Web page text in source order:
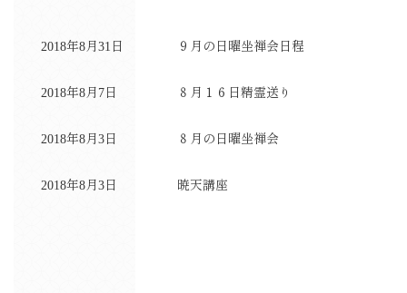
2018年8月31日 ９月の日曜坐禅会日程
2018年8月7日 ８月１６日精霊送り
2018年8月3日 ８月の日曜坐禅会
2018年8月3日 暁天講座